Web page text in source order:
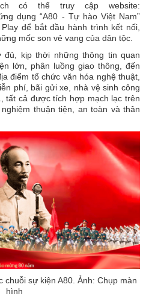
có thể truy cập website:
dụng “A80 - Tự hào Việt Nam”
để bắt đầu hành trình kết nối,
mốc son vẻ vang của dân tộc.
đủ, kịp thời những thông tin quan
lớn, phân luồng giao thông, đến
điểm tổ chức văn hóa nghệ thuật,
phí, bãi gửi xe, nhà vệ sinh công
tất cả được tích hợp mạch lạc trên
thuận tiện, an toàn và thân
chuỗi sự kiện A80. Ảnh: Chụp màn
hình